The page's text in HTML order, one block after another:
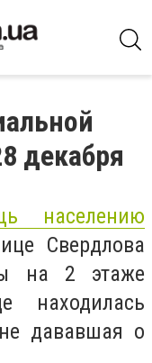
декабря
населению
Свердлова
на 2 этаже
находилась
дававшая о